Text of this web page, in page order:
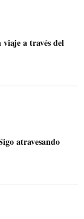
a través del
atravesando